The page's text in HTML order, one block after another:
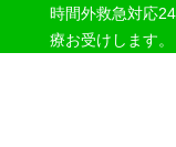
時間外救急対応
療お受けします。
医療法人社団紀